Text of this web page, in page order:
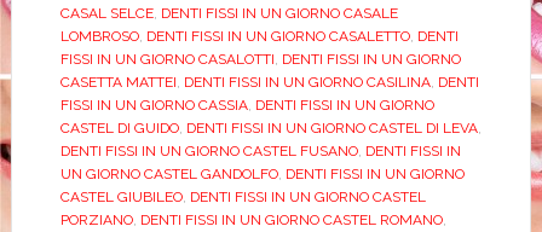
CASAL SELCE, DENTI FISSI IN UN GIORNO CASALE
LOMBROSO, DENTI FISSI IN UN GIORNO CASALETTO, DENTI
FISSI IN UN GIORNO CASALOTTI DENTI FISSI IN UN GIORNO
CASETTA MATTEI DENTI FISSI IN UN GIORNO CASILINA, DENTI
FISSI IN UN GIORNO CASSIA, DENTI FISSI IN UN GIORNO
CASTEL DI GUIDO, DENTI FISSI IN UN GIORNO CASTEL DI LEVA,
DENTI FISSI IN UN GIORNO CASTEL FUSANO, DENTI FISSI IN
UN GIORNO CASTEL GANDOLFO, DENTI FISSI IN UN GIORNO
CASTEL GIUBILEO, DENTI FISSI IN UN GIORNO CASTEL
PORZIANO, DENTI FISSI IN UN GIORNO CASTEL ROMANO,